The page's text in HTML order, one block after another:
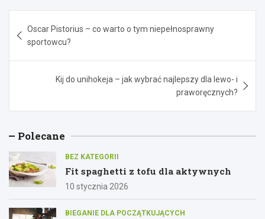
wpisu
Oscar Pistorius – co warto o tym niepełnosprawny
sportowcu?
Kij do unihokeja – jak wybrać najlepszy dla lewo- i
praworęcznych?
Polecane
BEZ KATEGORII
Fit spaghetti z tofu dla aktywnych
10 stycznia 2026
BIEGANIE DLA POCZĄTKUJĄCYCH